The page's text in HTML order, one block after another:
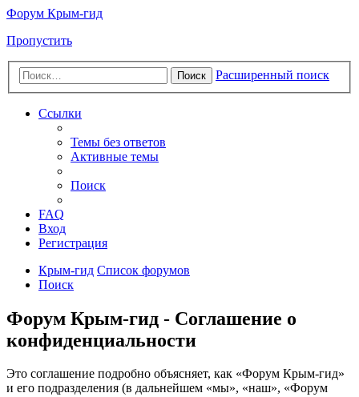
Форум Крым-гид
Пропустить
Поиск Расширенный поиск
Ссылки
Темы без ответов
Активные темы
Поиск
FAQ
Вход
Регистрация
Крым-гид Список форумов
Поиск
Форум Крым-гид - Соглашение о
конфиденциальности
Это соглашение подробно объясняет, как «Форум Крым-гид»
и его подразделения (в дальнейшем «мы», «наш», «Форум